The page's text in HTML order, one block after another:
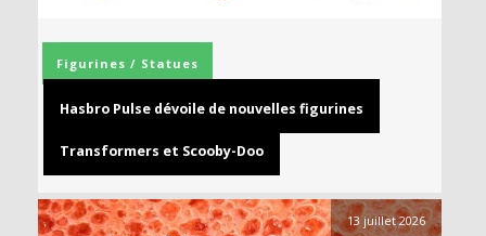
Figurines / Statues
Hasbro Pulse dévoile de nouvelles figurines
Transformers et Scooby-Doo
13 juillet 2026